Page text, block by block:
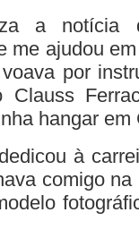
a notícia
me ajudou
por
hangar em
à
comigo